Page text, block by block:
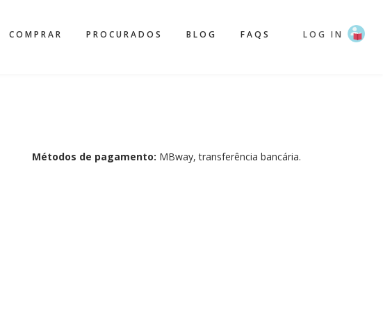
COMPRAR PROCURADOS BLOG FAQS LOG IN
Métodos de pagamento: MBway, transferência bancária.